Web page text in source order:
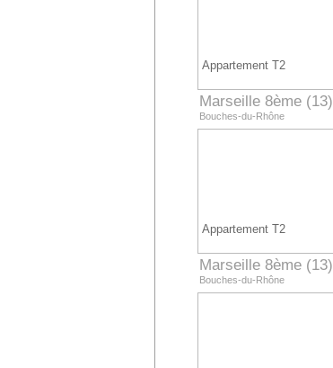
Appartement T2
Marseille 8ème (13)
Bouches-du-Rhône
Appartement T2
Marseille 8ème (13)
Bouches-du-Rhône